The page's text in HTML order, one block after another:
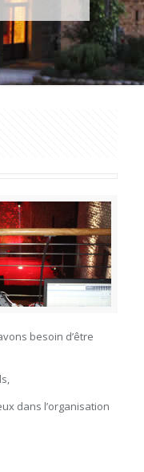
besoin d’être
dans l’organisation